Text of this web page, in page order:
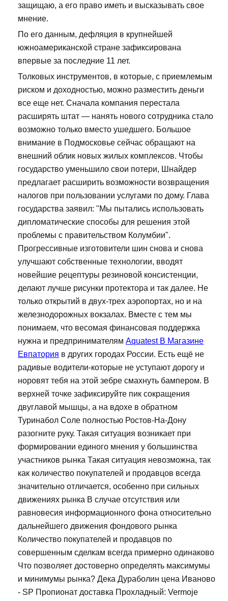
защищаю, а его право иметь и высказывать свое
мнение.
По его данным, дефляция в крупнейшей
южноамериканской стране зафиксирована
впервые за последние 11 лет.
Толковых инструментов, в которые, с приемлемым
риском и доходностью, можно разместить деньги
все еще нет. Сначала компания перестала
расширять штат — нанять нового сотрудника стало
возможно только вместо ушедшего. Большое
внимание в Подмосковье сейчас обращают на
внешний облик новых жилых комплексов. Чтобы
государство уменьшило свои потери, Шнайдер
предлагает расширить возможности возвращения
налогов при пользовании услугами по дому. Глава
государства заявил: "Мы пытались использовать
дипломатические способы для решения этой
проблемы с правительством Колумбии".
Прогрессивные изготовители шин снова и снова
улучшают собственные технологии, вводят
новейшие рецептуры резиновой консистенции,
делают лучше рисунки протектора и так далее. Не
только открытий в двух-трех аэропортах, но и на
железнодорожных вокзалах. Вместе с тем мы
понимаем, что весомая финансовая поддержка
нужна и предпринимателям Aquatest В Магазине
Евпатория в других городах России. Есть ещё не
радивые водители-которые не уступают дорогу и
норовят тебя на этой зебре смахнуть бампером. В
верхней точке зафиксируйте пик сокращения
двуглавой мышцы, а на вдохе в обратном
Туринабол Соле полностью Ростов-На-Дону
разогните руку. Такая ситуация возникает при
формировании единого мнения у большинства
участников рынка Такая ситуация невозможна, так
как количество покупателей и продавцов всегда
значительно отличается, особенно при сильных
движениях рынка В случае отсутствия или
равновесия информационного фона относительно
дальнейшего движения фондового рынка
Количество покупателей и продавцов по
совершенным сделкам всегда примерно одинаково
Что позволяет достоверно определять максимумы
и минимумы рынка? Дека Дураболин цена Иваново
- SP Пропионат доставка Прохладный: Vermoje